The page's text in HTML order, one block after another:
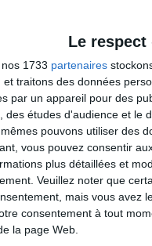
Le
1733 partenaires
et traitons des données
par un appareil pour des
des études d'audience et le
pouvons utiliser des
vous pouvez consentir
plus détaillées et
Veuillez noter que
mais vous avez
consentement à tout
la page Web.